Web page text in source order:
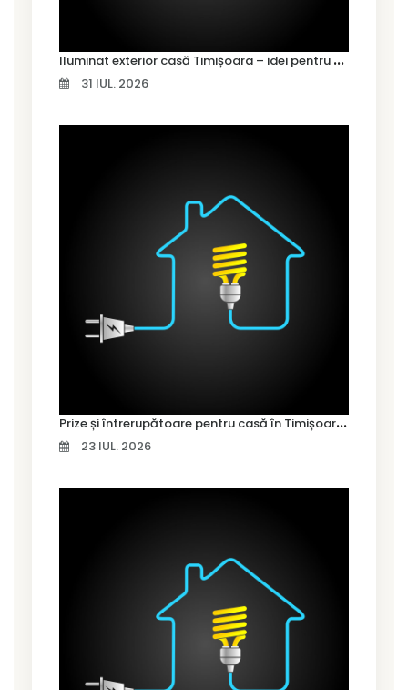
I
luminat exterior casă Timișoara – idei pentru siguranță și confort
31 IUL. 2026
P
rize și întrerupătoare pentru casă în Timișoara – cum alegi variantele potrivite
23 IUL. 2026